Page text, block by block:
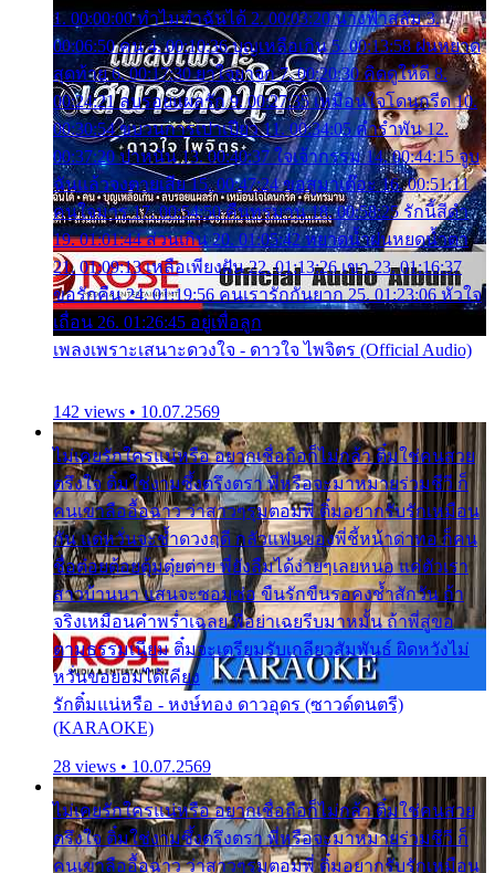
1. 00:00:00 ทำไมทำฉันได้ 2. 00:03:20 นางฟ้าสลัม 3.
00:06:50 คน 4. 00:10:36 บุญเหลือเกิน 5. 00:13:58 ฝนหยาด
สุดท้าย 6. 00:17:30 ยาใจยาจก 7. 00:20:30 คิดดูให้ดี 8.
00:24:21 ลบรอยแผลรัก 9. 00:27:35 เหมือนใจโดนกรีด 10.
00:30:54 ขบวนการเปาเปียว 11. 00:34:05 คำรำพัน 12.
00:37:20 ปาหนัน 13. 00:40:37 ใจเจ้ากรรม 14. 00:44:15 จูบ
ฉันแล้วจงตายเสีย 15. 00:47:24 ขอสูมาเต๊อะ 16. 00:51:11
คนใจมาร 17. 00:54:50 คืนทรมาน 18. 00:58:25 รักนี้สีดำ
19. 01:01:44 ส่วนเกิน 20. 01:05:42 หยาดน้ำฝนหยดน้ำตา
21. 01:09:13 เหลือเพียงฝัน 22. 01:13:26 เขา 23. 01:16:37
ขอรักคืน 24. 01:19:56 คนเรารักกันยาก 25. 01:23:06 หัวใจ
เถื่อน 26. 01:26:45 อยู่เพื่อลูก
เพลงเพราะเสนาะดวงใจ - ดาวใจ ไพจิตร (Official Audio)
142 views • 10.07.2569
ไม่เคยรักใครแน่หรือ อยากเชื่อถือก็ไม่กล้า ติ๋มใช่คนสวย
ตรึงใจ ติ๋มใช่งามซึ้งตรึงตรา พี่หรือจะมาหมายร่วมชีวี ก็
คนเขาลืออื้อฉาว ว่าสาวๆรุมตอมพี่ ติ๋มอยากรับรักเหมือน
กัน แต่หวั่นจะช้ำดวงฤดี กลัวแฟนของพี่ชี้หน้าด่าทอ ก็คน
ชื่อต๋อยต้อยตุ้มตุ๋ยต่าย พี่ยังลืมได้ง่ายๆเลยหนอ แค่ตัวเรา
สาวบ้านนา แสนจะซอมซ่อ ขืนรักขืนรอคงช้ำสักวัน ถ้า
จริงเหมือนคำพร่ำเฉลย พี่อย่าเฉยรีบมาหมั้น ถ้าพี่สู่ขอ
ตามธรรมเนียม ติ๋มจะเตรียมรับเกลียวสัมพันธ์ ผิดหวังไม่
หวั่นขอยอมได้เคียง
รักติ๋มแน่หรือ - หงษ์ทอง ดาวอุดร (ซาวด์ดนตรี)
(KARAOKE)
28 views • 10.07.2569
ไม่เคยรักใครแน่หรือ อยากเชื่อถือก็ไม่กล้า ติ๋มใช่คนสวย
ตรึงใจ ติ๋มใช่งามซึ้งตรึงตรา พี่หรือจะมาหมายร่วมชีวี ก็
คนเขาลืออื้อฉาว ว่าสาวๆรุมตอมพี่ ติ๋มอยากรับรักเหมือน